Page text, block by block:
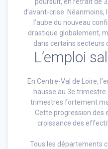
poursuit, en retrait de
d’avant-crise.
l’aube du nouveau
drastique globalement,
dans certains secteurs
L’emploi
En Centre-Val de Loire,
hausse au 3e trimestre
trimestres fortement
Cette progression des
croissance des
Tous les départements